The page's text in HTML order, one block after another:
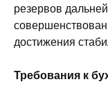
резервов
достижения
Требования к